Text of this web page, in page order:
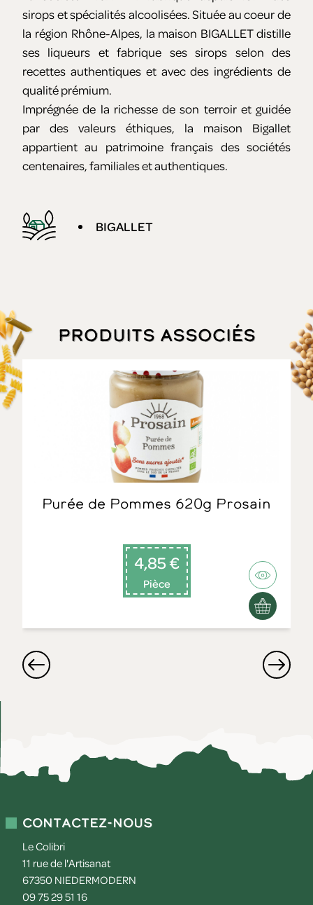
sirops et spécialités alcoolisées. Située au coeur de
la région Rhône-Alpes, la maison BIGALLET distille
ses liqueurs et fabrique ses sirops selon des
recettes authentiques et avec des ingrédients de
qualité prémium.
Imprégnée de la richesse de son terroir et guidée
par des valeurs éthiques, la maison Bigallet
appartient au patrimoine français des sociétés
centenaires, familiales et authentiques.
BIGALLET
Produits associés
Purée de Pommes 620g Prosain
4,85 €
Pièce
Contactez-nous
Le Colibri
11 rue de l'Artisanat
67350 NIEDERMODERN
09 75 29 51 16